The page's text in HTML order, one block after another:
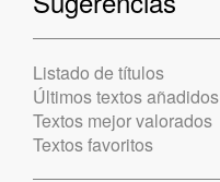
Listado de títulos
Últimos textos añadidos
Textos mejor valorados
Textos favoritos